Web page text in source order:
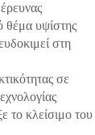
θέμα υψίστης
στη
σε
το κλείσιμο του